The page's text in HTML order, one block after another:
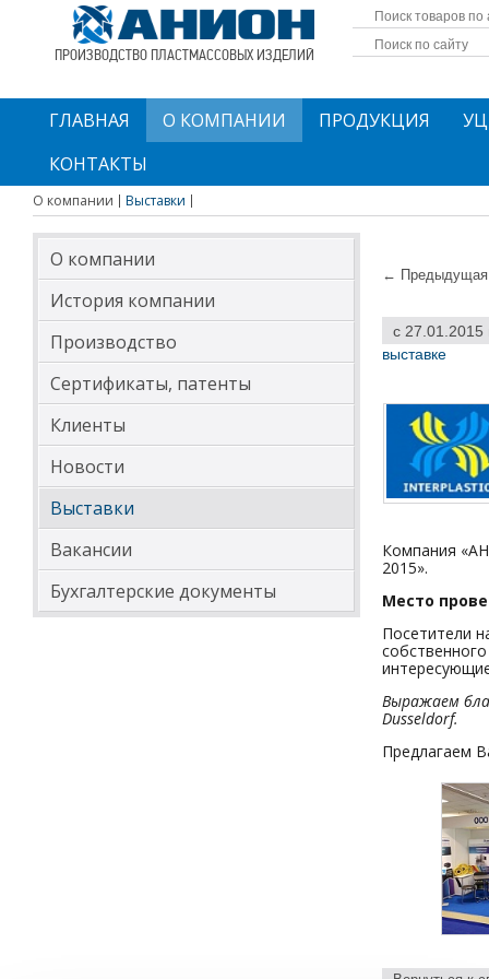
ПРОИЗВОДСТВО ПЛАСТМАССОВЫХ ИЗДЕЛИЙ
ГЛАВНАЯ О КОМПАНИИ ПРОДУКЦИЯ
КОНТАКТЫ
О компании Выставки
О компании
История компании
Производство
Сертификаты, патенты
Клиенты
Новости
Выставки
Вакансии
Бухгалтерские документы
← Предыдущая
с 27.01.2015
выставке
Компания
2015».
Место
Посетители
Выражаем
Dusseldorf.
Предлагаем